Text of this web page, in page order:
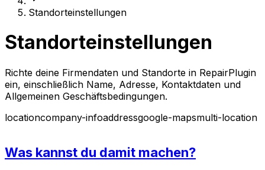
Standorteinstellungen
Standorteinstellungen
Richte deine Firmendaten und Standorte in RepairPlugin
ein, einschließlich Name, Adresse, Kontaktdaten und
Allgemeinen Geschäftsbedingungen.
locationcompany-infoaddressgoogle-mapsmulti-location
Was kannst du damit machen?